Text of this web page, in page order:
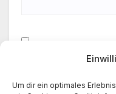
Um dir ein optimales
Meinen Namen,